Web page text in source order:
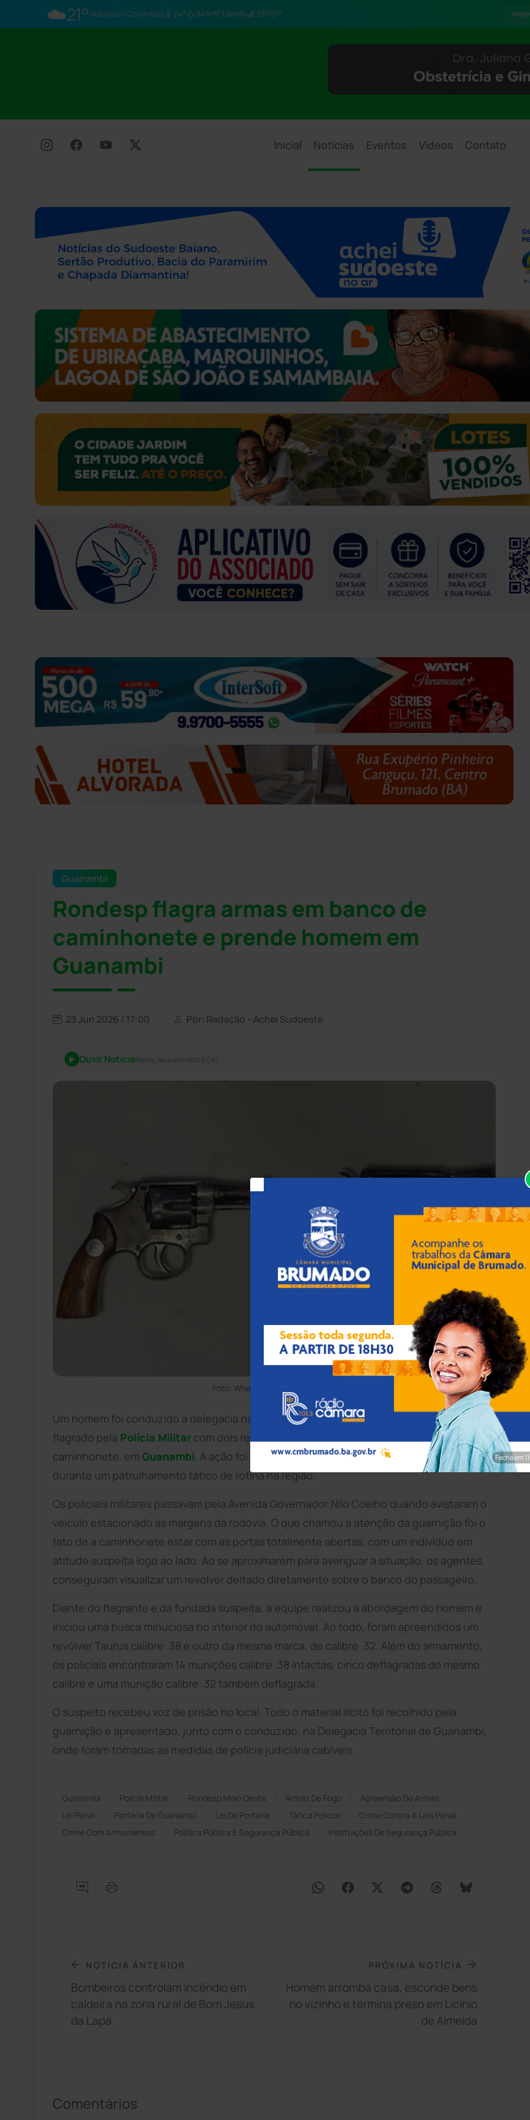
☁️21°Nublado Columbus 24° 94% 12km/h 33°/21°
Inicial Notícias Eventos Vídeos Contato
Guanambi
Rondesp flagra armas em banco de
caminhonete e prende homem em
Guanambi
23 Jun 2026 / 17:00 Por: Redação - Achei Sudoeste
Ouvir NotíciaNarração automática (IA)
Foto: WhatsApp/Achei Sudoeste
Um homem foi conduzido à delegacia na noite desta segunda-feira (22) após ser
flagrado pela Polícia Militar com dois revólveres e quase 20 munições dentro de uma
caminhonete, em Guanambi. A ação foi realizada por equipes da Rondesp Meio Oeste
durante um patrulhamento tático de rotina na região.
Os policiais militares passavam pela Avenida Governador Nilo Coelho quando avistaram o
veículo estacionado às margens da rodovia. O que chamou a atenção da guarnição foi o
fato de a caminhonete estar com as portas totalmente abertas, com um indivíduo em
atitude suspeita logo ao lado. Ao se aproximarem para averiguar a situação, os agentes
conseguiram visualizar um revólver deitado diretamente sobre o banco do passageiro.
Diante do flagrante e da fundada suspeita, a equipe realizou a abordagem do homem e
iniciou uma busca minuciosa no interior do automóvel. Ao todo, foram apreendidos um
revólver Taurus calibre .38 e outro da mesma marca, de calibre .32. Além do armamento,
os policiais encontraram 14 munições calibre .38 intactas, cinco deflagradas do mesmo
calibre e uma munição calibre .32 também deflagrada.
O suspeito recebeu voz de prisão no local. Todo o material ilícito foi recolhido pela
guarnição e apresentado, junto com o conduzido, na Delegacia Territorial de Guanambi,
onde foram tomadas as medidas de polícia judiciária cabíveis.
Guanambi Polícia Militar Rondesp Meio Oeste Armas De Fogo
Apreensão De Armas
Lei Penal
Portaria De Guanambi Lei De Portaria Tática Policial
Crime Contra A Leis Penal
Crime Com Armamentos
Política Pública E Segurança Pública Instituições De Segurança Pública
NOTÍCIA ANTERIOR
Bombeiros controlam incêndio em
caldeira na zona rural de Bom Jesus
da Lapa
PRÓXIMA NOTÍCIA
Homem arromba casa, esconde bens
no vizinho e termina preso em Licínio
de Almeida
Comentários
Fecha em